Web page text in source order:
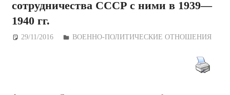
сотрудничества СССР с ними в 1939—
1940 гг.
29/11/2016 Дежурный по Редакции
ВОЕННО-ПОЛИТИЧЕСКИE ОТНОШЕНИЯ